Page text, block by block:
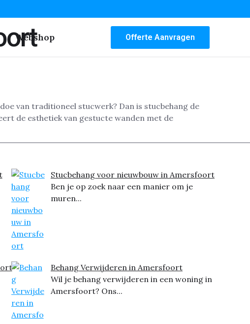
Webshop Offerte Aanvragen
van traditioneel stucwerk? Dan is stucbehang de
de esthetiek van gestucte wanden met de
Stucbehang voor nieuwbouw in Amersfoort
Ben je op zoek naar een manier om je
muren...
Behang Verwijderen in Amersfoort
Wil je behang verwijderen in een woning in
Amersfoort? Ons...